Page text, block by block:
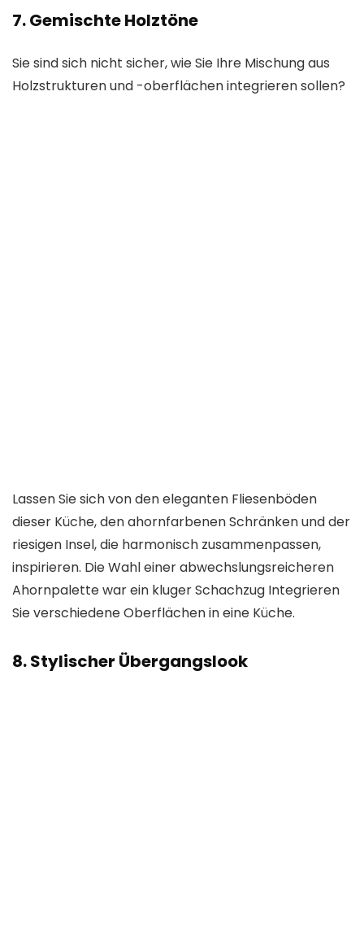
7. Gemischte Holztöne
Sie sind sich nicht sicher, wie Sie Ihre Mischung aus
Holzstrukturen und -oberflächen integrieren sollen?
Lassen Sie sich von den eleganten Fliesenböden
dieser Küche, den ahornfarbenen Schränken und der
riesigen Insel, die harmonisch zusammenpassen,
inspirieren. Die Wahl einer abwechslungsreicheren
Ahornpalette war ein kluger Schachzug Integrieren
Sie verschiedene Oberflächen in eine Küche.
8. Stylischer Übergangslook